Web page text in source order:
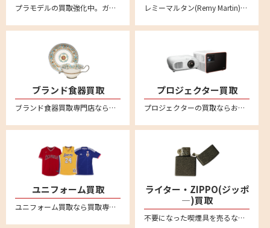
プラモデルの買取強化中。ガンダムや自動車、バイク、飛行機、船、お城など不要になったプラモデルはリムーブへお売りください。 レミーマルタン(Remy Martin)、ヘネシー(Hennessy)、カミュ(CAMUS)など各種コニャックの買取ならぜひリムーブへ。バカラボトルの高級コニャックは特に高額買取強化中です
ブランド食器買取
ブランド食器買取専門店ならリムーブ。ウェッジウッド、マイセン、ロイヤルコペンハーゲン、ヘレンド、リチャードジノリ、バカラなど高価買取。不要になった食器を宅配キットに詰めて送るだけの簡単宅配買取。全国対応・送料無料
プロジェクター買取
プロジェクターの買取ならお任せください！全国対応の宅配買取でカンタン買取。ご不要になったエプソンやソニー、キャノン、アンカー、ベンキューなど幅広いメーカーのプロジェクターの売却はリムーブへ。買取相場価格のご相談もお待ちしております。
ユニフォーム買取
ユニフォーム買取なら買取専門店のリムーブ！野球、サッカー、バスケなど各種ユニフォームを買取強化中！日本全国どこからでも送料無料宅配買取＆無料宅配キットなのでカンタン安心にお売りいただけます
ライター・ZIPPO(ジッポ
―)買取
不要になった喫煙具を売るならリムーブへ。絶賛買取中。全国対応・送料無料の宅配査定はこちら。新品未使用品から中古品までしっかり買取査定。zippo(ジッポー）のオイルライターや有名ブランドのガスライターなど、喫煙グッズを売るなら宅配買取がカンタン便利です。